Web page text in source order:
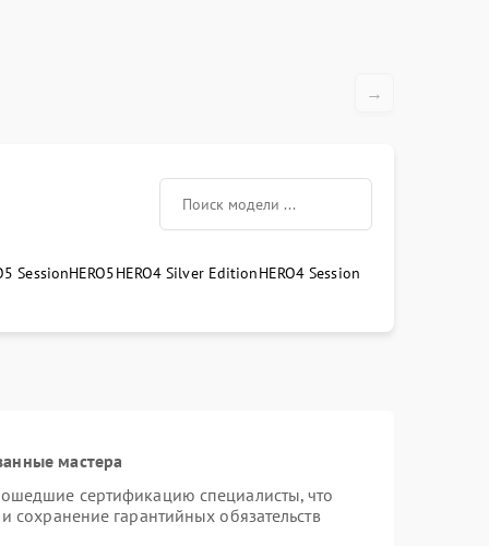
→
SessionHERO5HERO4 Silver EditionHERO4 Session
мастера
сертификацию специалисты, что
сохранение гарантийных обязательств